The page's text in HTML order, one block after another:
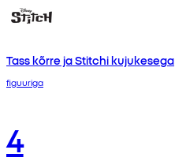
Tass kõrre ja Stitchi kujukesega
figuuriga
4